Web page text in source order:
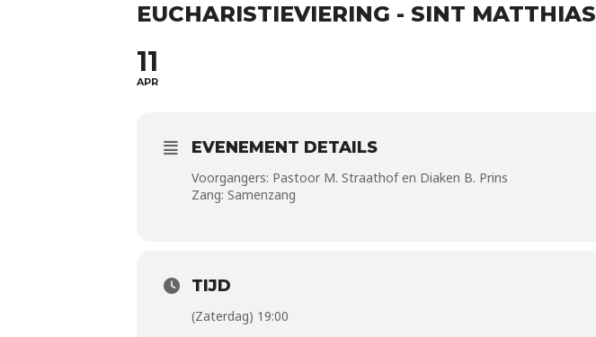
EUCHARISTIEVIERING - SINT MATTHIAS
11
APR
EVENEMENT DETAILS
Voorgangers: Pastoor M. Straathof en Diaken B. Prins
Zang: Samenzang
TIJD
(Zaterdag) 19:00